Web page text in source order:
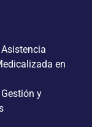
en
y